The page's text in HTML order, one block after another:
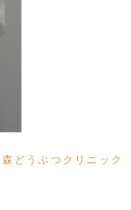
森どうぶつクリニック